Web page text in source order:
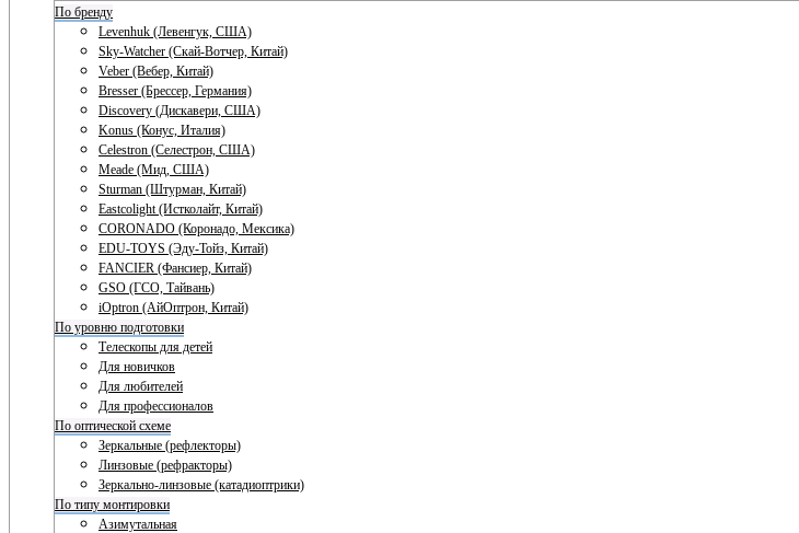
По бренду
Levenhuk (Левенгук, США)
Sky-Watcher (Скай-Вотчер, Китай)
Veber (Вебер, Китай)
Bresser (Брессер, Германия)
Discovery (Дискавери, США)
Konus (Конус, Италия)
Celestron (Селестрон, США)
Meade (Мид, США)
Sturman (Штурман, Китай)
Eastcolight (Истколайт, Китай)
CORONADO (Коронадо, Мексика)
EDU-TOYS (Эду-Тойз, Китай)
FANCIER (Фансиер, Китай)
GSO (ГСО, Тайвань)
iOptron (АйОптрон, Китай)
По уровню подготовки
Телескопы для детей
Для новичков
Для любителей
Для профессионалов
По оптической схеме
Зеркальные (рефлекторы)
Линзовые (рефракторы)
Зеркально-линзовые (катадиоптрики)
По типу монтировки
Азимутальная